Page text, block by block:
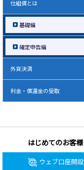
仕組債とは
基礎編
確定申告編
外貨決済
利金・償還金の受取
はじめてのお客様
ウェブ口座開設